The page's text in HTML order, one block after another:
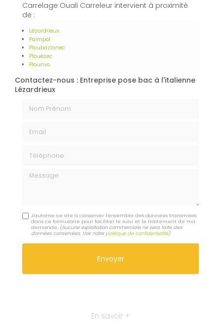
Carrelage Ouali Carreleur intervient à proximité
de :
Lézardrieux
Paimpol
Ploubazlanec
Plouézec
Plourivo
Contactez-nous : Entreprise pose bac à l'italienne
Lézardrieux
Message
J'autorise ce site à conserver l'ensemble des données transmises
dans ce formulaire pour faciliter le suivi et le traitement de ma
demande. (Aucune exploitation commerciale ne sera faite des
données conservées. Voir notrepolitique de confidentialité)
En savoir +